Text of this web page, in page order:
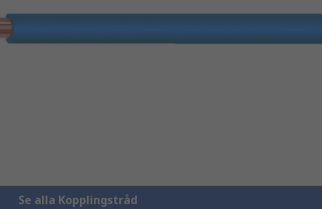
Se alla Kopplingstråd